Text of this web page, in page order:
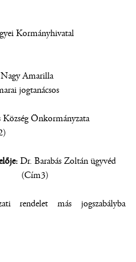
Kormányhivatal
Amarilla
Önkormányzata
Dr. Barabás Zoltán ügyvéd
rendelet más jogszabályba